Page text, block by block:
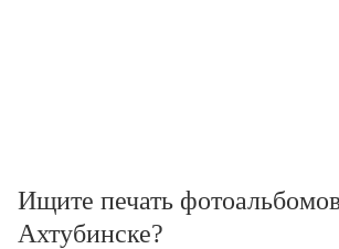
Ищите печать
Ахтубинске?